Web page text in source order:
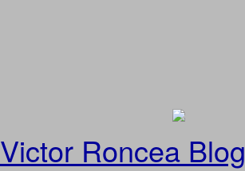
Victor Roncea Blog